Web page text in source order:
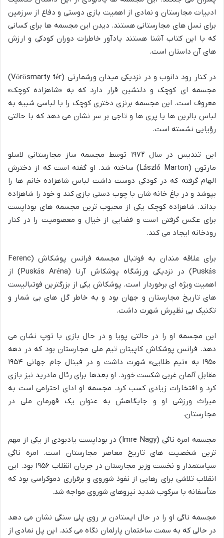
ادبیات مجارستان و نمادی از اهمیت بازی دوستی و دفاع از سرزمین
برای نسل های مجارستانی هستند. دیدن این مجسمه ها برای کسانی
که با این کتاب آشنا هستند یادآور خاطرات دوران کودکی و ارزش
های آن داستان است.
در کنار رود دانوب و در نزدیکی میدان ورشمارتی (Vörösmarty tér)
مجسمه ای کوچک و دلنشین قرار دارد که به «شاهزاده کوچک»
معروف است. این مجسمه برنزی دختری کوچک را با لباسی شبیه به
لباس بالرین ها یا پری ها و تاجی بر سر نشان می دهد که با حالتی
رؤیایی نشسته است.
این تندیس در سال ۱۹۷۲ توسط مجسمه ساز مجارستانی لاسلو
مارتون (László Marton) ساخته شد. او گفته است که از دخترش
الهام گرفته که در کودکی دوست داشت لباس شاهزاده خانم ها را
بپوشد و در باغ خانه شان با چوب دستی بازی کند و خود را شاهزاده
بداند. شاهزاده کوچک یکی از محبوب ترین مجسمه های بوداپست
برای عکس گرفتن است و فضایی از خیال و معصومیت را در کنار
رودخانه ایجاد می کند.
برای علاقه مندان به فوتبال مجسمه فرانس پوشکاش (Ferenc
Puskás) در نزدیکی ورزشگاه پوشکاش آرنا (Puskás Aréna) از
اهمیت ویژه ای برخوردار است. پوشکاش یکی از بزرگترین فوتبالیست
های تاریخ مجارستان و جهان بود و به خاطر گل های بی شمار و
تکنیک بی نظیرش شهرت داشت.
این مجسمه او را در حالتی پویا و در حال بازی با توپ نشان می
دهد. فرانس پوشکاش کاپیتان تیم ملی مجارستان بود که در دهه
۱۹۵۰ به «تیم طلایی» شهرت داشت و در فینال جام جهانی ۱۹۵۴
مقابل آلمان غربی شکست خورد. او بعدها برای رئال مادرید نیز بازی
کرد و افتخارات زیادی کسب کرد. مجسمه او ادای احترامی است به
میراث ورزشی او و جایگاهش به عنوان یک قهرمان ملی در
مجارستان.
مجسمه امره ناگی (Imre Nagy) در بوداپست یادبودی از یکی از مهم
ترین شخصیت های تاریخ معاصر مجارستان است. امره ناگی
سیاستمدار و نخست وزیر مجارستان در جریان انقلاب ۱۹۵۶ بود. این
انقلاب تلاشی برای رهایی از نفوذ شوروی و برقراری دموکراسی بود که
متأسفانه با سرکوب شدید نیروهای شوروی مواجه شد.
مجسمه ناگی او را در حال ایستادن بر روی پلی سنگی نشان می دهد
در حالی که به سمت ساختمان پارلمان نگاه می کند. این پل نمادی از